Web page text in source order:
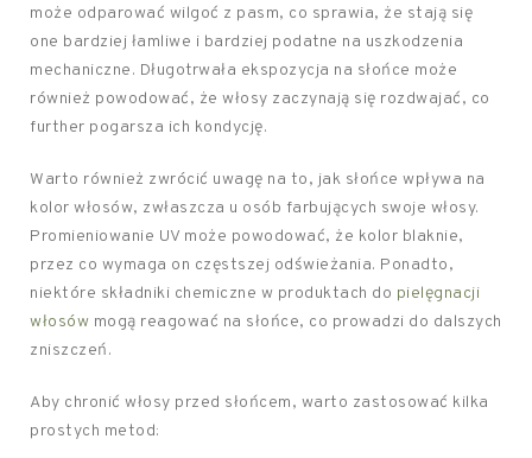
może odparować wilgoć z pasm, co sprawia, że stają się
one bardziej łamliwe i bardziej podatne na uszkodzenia
mechaniczne. Długotrwała ekspozycja na słońce może
również powodować, że włosy zaczynają się rozdwajać, co
further pogarsza ich kondycję.
Warto również zwrócić uwagę na to, jak słońce wpływa na
kolor włosów, zwłaszcza u osób farbujących swoje włosy.
Promieniowanie UV może powodować, że kolor blaknie,
przez co wymaga on częstszej odświeżania. Ponadto,
niektóre składniki chemiczne w produktach do pielęgnacji
włosów mogą reagować na słońce, co prowadzi do dalszych
zniszczeń.
Aby chronić włosy przed słońcem, warto zastosować kilka
prostych metod: